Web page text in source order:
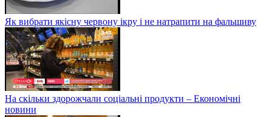
Як вибрати якісну червону ікру і не натрапити на фальшиву
На скільки здорожчали соціальні продукти – Економічні
новини